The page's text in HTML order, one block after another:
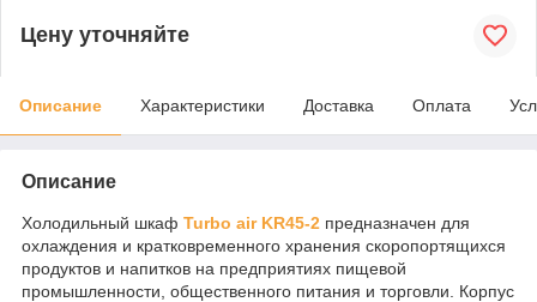
Цену уточняйте
Описание Характеристики Доставка Оплата
Описание
Холодильный шкаф Turbo air KR45-2 предназначен для
охлаждения и кратковременного хранения скоропортящихся
продуктов и напитков на предприятиях пищевой
промышленности, общественного питания и торговли. Корпус